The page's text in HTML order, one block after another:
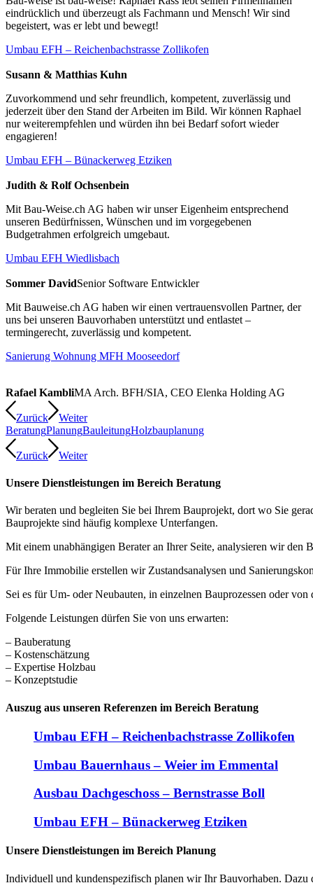
eindrücklich und überzeugt als Fachmann und Mensch! Wir sind
begeistert, was er lebt und bewegt!
Umbau EFH – Reichenbachstrasse Zollikofen
Susann & Matthias Kuhn
Zuvorkommend und sehr freundlich, kompetent, zuverlässig und
jederzeit über den Stand der Arbeiten im Bild. Wir können Raphael
nur weiterempfehlen und würden ihn bei Bedarf sofort wieder
engagieren!
Umbau EFH – Bünackerweg Etziken
Judith & Rolf Ochsenbein
Mit Bau-Weise.ch AG haben wir unser Eigenheim entsprechend
unseren Bedürfnissen, Wünschen und im vorgegebenen
Budgetrahmen erfolgreich umgebaut.
Umbau EFH Wiedlisbach
Sommer DavidSenior Software Entwickler
Mit Bauweise.ch AG haben wir einen vertrauensvollen Partner, der
uns bei unseren Bauvorhaben unterstützt und entlastet –
termingerecht, zuverlässig und kompetent.
Sanierung Wohnung MFH Mooseedorf
Rafael KambliMA Arch. BFH/SIA, CEO Elenka Holding AG
Zurück
Weiter
BeratungPlanungBauleitungHolzbauplanung
Zurück Weiter
Unsere Dienstleistungen im Bereich Beratung
Wir beraten und begleiten Sie bei Ihrem Bauprojekt, dort wo Sie
Bauprojekte sind häufig komplexe Unterfangen.
Mit einem unabhängigen Berater an Ihrer Seite, analysieren wir den
Für Ihre Immobilie erstellen wir Zustandsanalysen und
Sei es für Um- oder Neubauten, in einzelnen Bauprozessen oder
Folgende Leistungen dürfen Sie von uns erwarten:
– Bauberatung
– Kostenschätzung
– Expertise Holzbau
– Konzeptstudie
Auszug aus unseren Referenzen im Bereich Beratung
Umbau EFH – Reichenbachstrasse Zollikofen
Umbau Bauernhaus – Weier im Emmental
Ausbau Dachgeschoss – Bernstrasse Boll
Umbau EFH – Bünackerweg Etziken
Unsere Dienstleistungen im Bereich Planung
Individuell und kundenspezifisch planen wir Ihr Bauvorhaben.